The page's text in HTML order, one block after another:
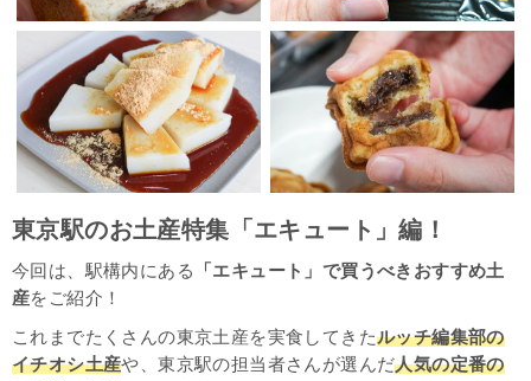
東京駅のお土産特集「エキュート」編！
今回は、駅構内にある
「エキュート」で買うべきおすすめ土
産をご紹介！
これまでたくさんの東京土産を実食してきたルッチ編集部の
イチオシ土産や、東京駅の担当者さんが選んだ人気の定番の